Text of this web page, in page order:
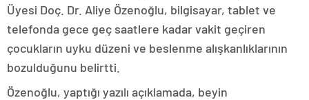
Üyesi Doç. Dr. Aliye Özenoğlu, bilgisayar, tablet ve
telefonda gece geç saatlere kadar vakit geçiren
çocukların uyku düzeni ve beslenme alışkanlıklarının
bozulduğunu belirtti.
Özenoğlu, yaptığı yazılı açıklamada, beyin